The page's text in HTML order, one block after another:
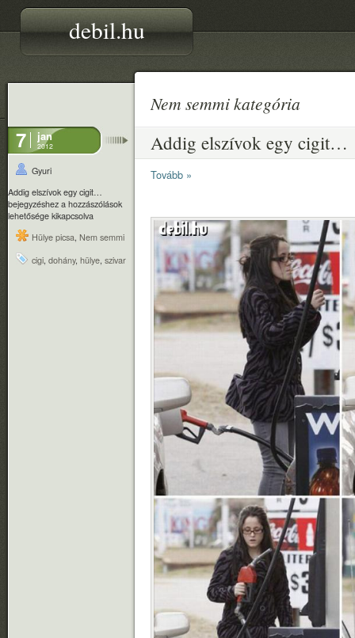
debil.hu
Nem semmi kategória
7 jan
2012
Gyuri
Addig elszívok egy cigit…
bejegyzéshez a hozzászólások
lehetősége kikapcsolva
Hülye picsa, Nem semmi
cigi, dohány, hülye, szivar
Addig elszívok egy cigit…
Tovább »